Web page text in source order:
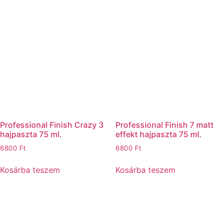
Professional Finish Crazy 3
hajpaszta 75 ml.
6800 Ft
Kosárba teszem
Professional Finish 7 matt
effekt hajpaszta 75 ml.
6800 Ft
Kosárba teszem